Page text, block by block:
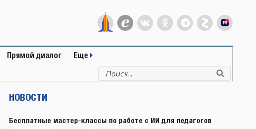
Прямой диалог Еще
Искать:
НОВОСТИ
Бесплатные мастер-классы по работе с ИИ для педагогов